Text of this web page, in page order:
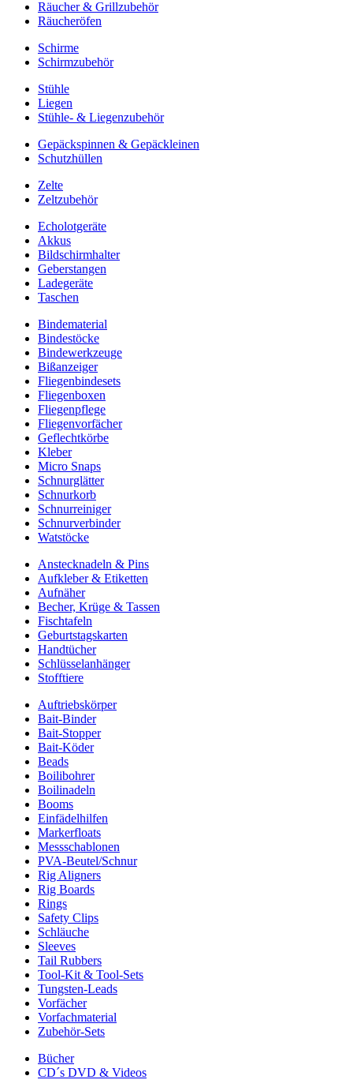
Räucher & Grillzubehör
Räucheröfen
Schirme
Schirmzubehör
Stühle
Liegen
Stühle- & Liegenzubehör
Gepäckspinnen & Gepäckleinen
Schutzhüllen
Zelte
Zeltzubehör
Echolotgeräte
Akkus
Bildschirmhalter
Geberstangen
Ladegeräte
Taschen
Bindematerial
Bindestöcke
Bindewerkzeuge
Bißanzeiger
Fliegenbindesets
Fliegenboxen
Fliegenpflege
Fliegenvorfächer
Geflechtkörbe
Kleber
Micro Snaps
Schnurglätter
Schnurkorb
Schnurreiniger
Schnurverbinder
Watstöcke
Anstecknadeln & Pins
Aufkleber & Etiketten
Aufnäher
Becher, Krüge & Tassen
Fischtafeln
Geburtstagskarten
Handtücher
Schlüsselanhänger
Stofftiere
Auftriebskörper
Bait-Binder
Bait-Stopper
Bait-Köder
Beads
Boilibohrer
Boilinadeln
Booms
Einfädelhilfen
Markerfloats
Messschablonen
PVA-Beutel/Schnur
Rig Aligners
Rig Boards
Rings
Safety Clips
Schläuche
Sleeves
Tail Rubbers
Tool-Kit & Tool-Sets
Tungsten-Leads
Vorfächer
Vorfachmaterial
Zubehör-Sets
Bücher
CD´s DVD & Videos